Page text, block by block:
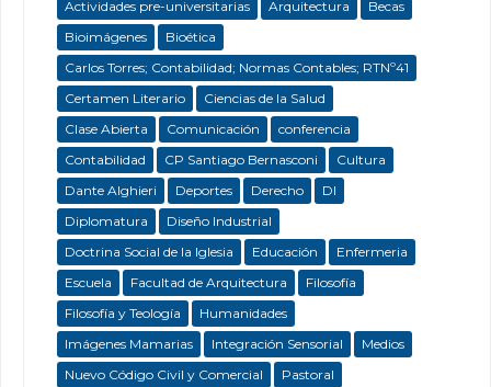
Actividades pre-universitarias Arquitectura
Becas
Bioimágenes
Bioética
Carlos Torres; Contabilidad; Normas Contables; RTNº41
Certamen Literario
Ciencias de la Salud
Clase Abierta
Comunicación
conferencia
Contabilidad
CP Santiago Bernasconi
Cultura
Dante Alghieri
Deportes Derecho
DI
Diplomatura
Diseño Industrial
Doctrina Social de la Iglesia
Educación
Enfermeria
Escuela
Facultad de Arquitectura
Filosofía
Filosofía y Teología
Humanidades
Imágenes Mamarias
Integración Sensorial
Medios
Nuevo Código Civil y Comercial
Pastoral